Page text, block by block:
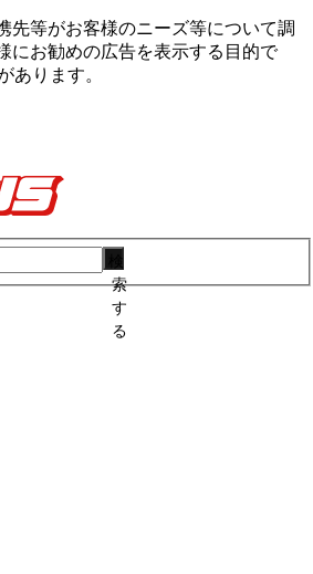
先等がお客様のニーズ等について調
にお勧めの広告を表⽰する⽬的で
あります。
索
す
る